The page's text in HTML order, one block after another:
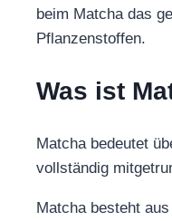
beim Matcha das
Pflanzenstoffen.
Was ist
Matcha bedeutet
vollständig
Matcha besteht